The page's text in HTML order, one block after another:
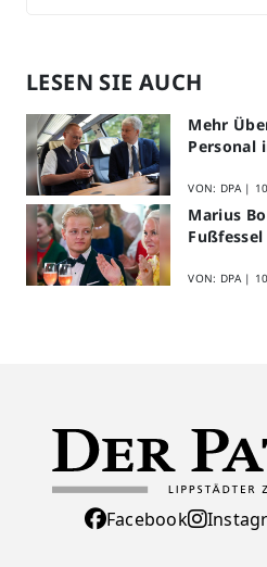
LESEN SIE AUCH
Mehr
Personal
VON: DPA |
Marius
VON: DPA |
Facebook